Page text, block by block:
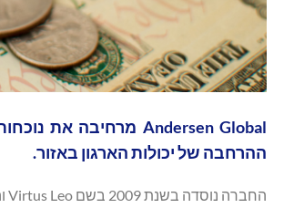
ההרחבה של יכולות הארגון באזור.